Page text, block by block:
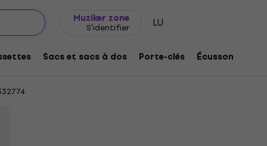
Muziker zone
S'identifier LU
Sacs et sacs à dos Porte-clés Écussons/
Black M T-shirt